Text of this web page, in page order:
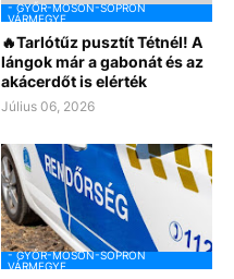
- GYŐR-MOSON-SOPRON
VÁRMEGYE
🔥Tarlótűz pusztít Tétnél! A
lángok már a gabonát és az
akácerdőt is elérték
Július 06, 2026
- GYŐR-MOSON-SOPRON
VÁRMEGYE